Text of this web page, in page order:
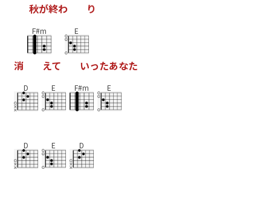
秋が終わ り
消
F#m
えて
E
いったあなた
D E F#m E
D E D